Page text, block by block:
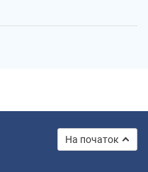
На початок